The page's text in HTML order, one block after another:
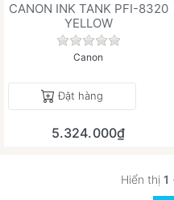
CANON INK TANK PFI-8320
YELLOW
Chưa có đánh
Canon
Đặt hàng
5.324.000₫
Hiển thị 1